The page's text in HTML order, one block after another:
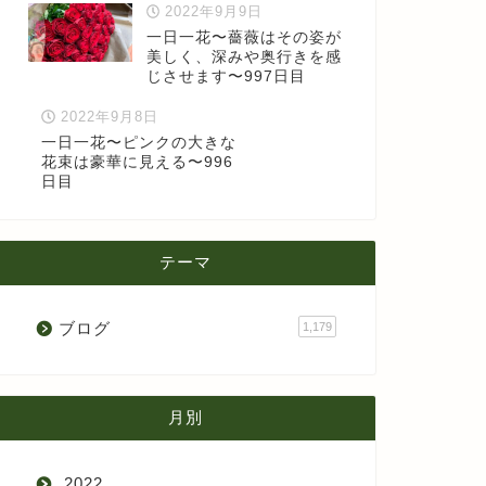
2022年9月9日
一日一花〜薔薇はその姿が
美しく、深みや奥行きを感
じさせます〜997日目
2022年9月8日
一日一花〜ピンクの大きな
花束は豪華に見える〜996
日目
テーマ
ブログ 1,179
月別